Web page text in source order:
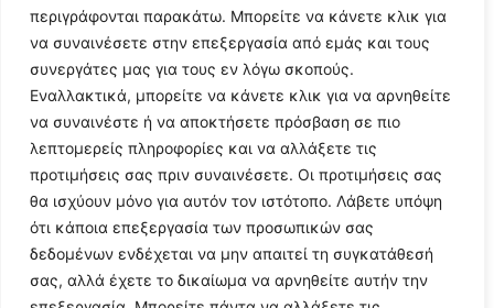
περιγράφονται παρακάτω. Μπορείτε να κάνετε κλικ για
να συναινέσετε στην επεξεργασία από εμάς και τους
συνεργάτες μας για τους εν λόγω σκοπούς.
Εναλλακτικά, μπορείτε να κάνετε κλικ για να αρνηθείτε
να συναινέστε ή να αποκτήσετε πρόσβαση σε πιο
λεπτομερείς πληροφορίες και να αλλάξετε τις
προτιμήσεις σας πριν συναινέσετε. Οι προτιμήσεις σας
θα ισχύουν μόνο για αυτόν τον ιστότοπο. Λάβετε υπόψη
ότι κάποια επεξεργασία των προσωπικών σας
δεδομένων ενδέχεται να μην απαιτεί τη συγκατάθεσή
σας, αλλά έχετε το δικαίωμα να αρνηθείτε αυτήν την
Follow Us
© 2024 All Rights Reserved